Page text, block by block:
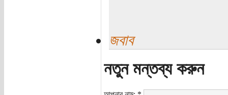
জবাব
নতুন মন্তব্য করুন